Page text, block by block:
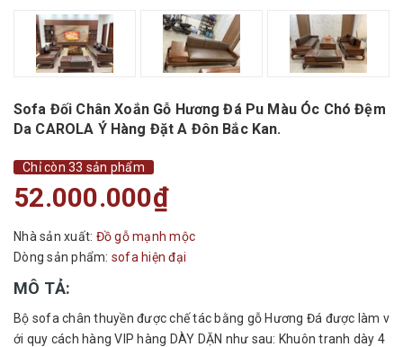
Sofa Đối Chân Xoắn Gỗ Hương Đá Pu Màu Óc Chó Đệm
Da CAROLA Ý Hàng Đặt A Đôn Bắc Kan.
Chỉ còn 33 sản phẩm
52.000.000₫
Nhà sản xuất: Đồ gỗ mạnh mộc
Dòng sản phẩm: sofa hiện đại
MÔ TẢ:
Bộ sofa chân thuyền được chế tác bằng gỗ Hương Đá được làm v
ới quy cách hàng VIP hàng DÀY DẶN như sau: Khuôn tranh dày 4